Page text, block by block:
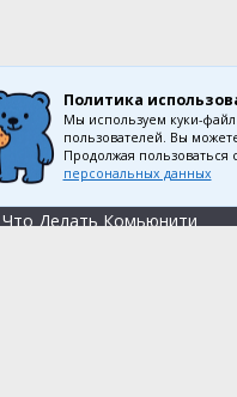
О компании
Вакансии
Контакты
О нас
Что Делать Комьюнити
Политика
Мы используем куки-
пользователей. Вы
Продолжая
персональных данных